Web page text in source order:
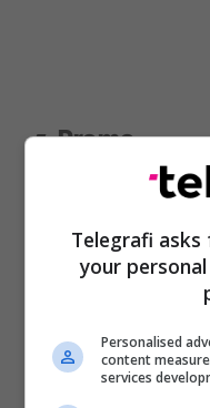
Promo
e
Telegrafi
your
Personalised
content
services